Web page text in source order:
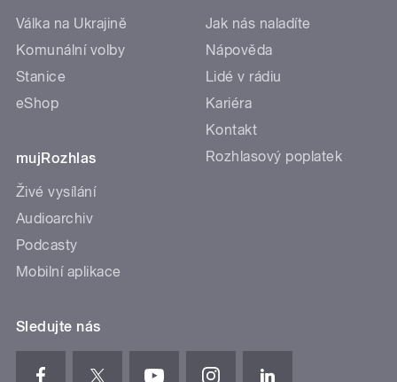
Válka na Ukrajině
Komunální volby
Stanice
eShop
mujRozhlas
Živé vysílání
Audioarchiv
Podcasty
Mobilní aplikace
Jak nás naladíte
Nápověda
Lidé v rádiu
Kariéra
Kontakt
Rozhlasový poplatek
Sledujte nás